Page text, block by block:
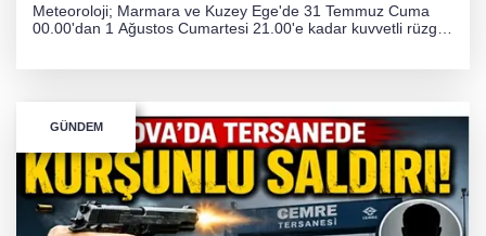
Meteoroloji; Marmara ve Kuzey Ege'de 31 Temmuz Cuma
00.00'dan 1 Ağustos Cumartesi 21.00'e kadar kuvvetli rüzgar
GÜNDEM